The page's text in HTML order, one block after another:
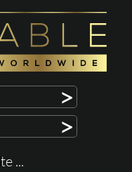
>
>
...